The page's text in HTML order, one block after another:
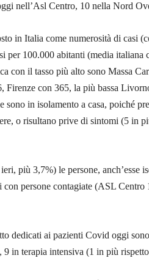
nell’Asl Centro, 10 nella Nord
in Italia come numerosità di casi
per 100.000 abitanti (media italiana
con il tasso più alto sono Massa
Firenze con 365, la più bassa
sono in isolamento a casa, poiché
o risultano prive di sintomi (5 in
più 3,7%) le persone, anch’esse
con persone contagiate (ASL
dedicati ai pazienti Covid oggi
in terapia intensiva (1 in più